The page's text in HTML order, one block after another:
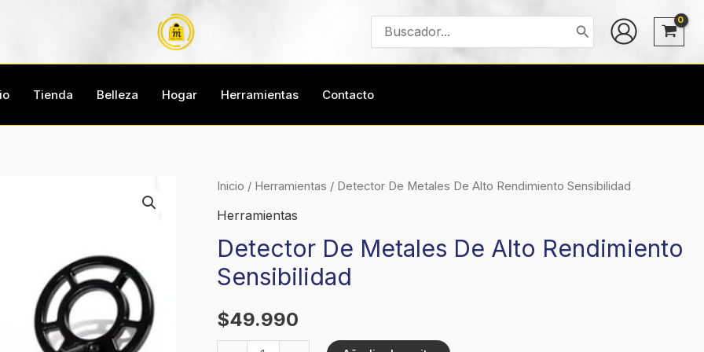
Buscar
por:
Tienda Belleza Hogar Herramientas Contacto
Inicio / Herramientas / Detector De Metales De Alto Rendimiento Sensibilidad
Herramientas
Detector De Metales De Alto Rendimiento
Sensibilidad
$49.990
Detector
De
De
Alto
Sensibilidad
cantidad